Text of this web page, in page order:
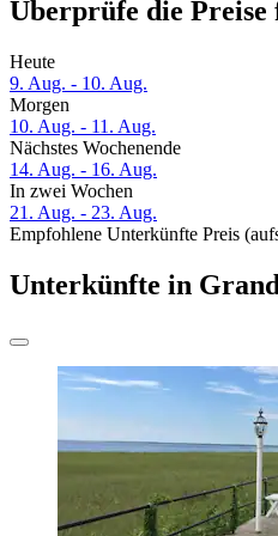
Überprüfe die Preise
Heute
9. Aug. - 10. Aug.
Morgen
10. Aug. - 11. Aug.
Nächstes Wochenende
14. Aug. - 16. Aug.
In zwei Wochen
21. Aug. - 23. Aug.
Empfohlene Unterkünfte Preis
Unterkünfte in